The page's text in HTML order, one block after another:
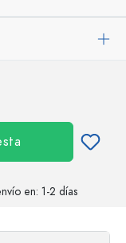
en: 1-2 días